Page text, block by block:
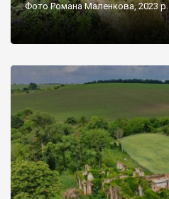
Фото Романа Маленкова, 2023 р.